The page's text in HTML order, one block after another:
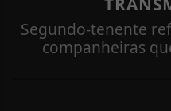
Segundo-tenente
companheiras